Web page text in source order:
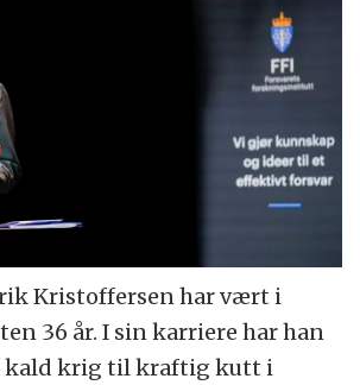
Kristoffersen har vært i
36 år. I sin karriere har han
kald krig til kraftig kutt i